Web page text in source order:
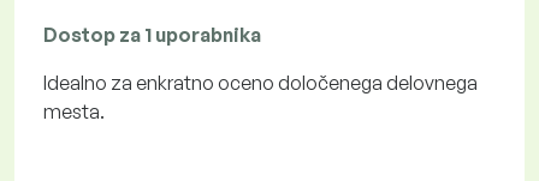
Dostop za 1 uporabnika
Idealno za enkratno oceno določenega delovnega
mesta.